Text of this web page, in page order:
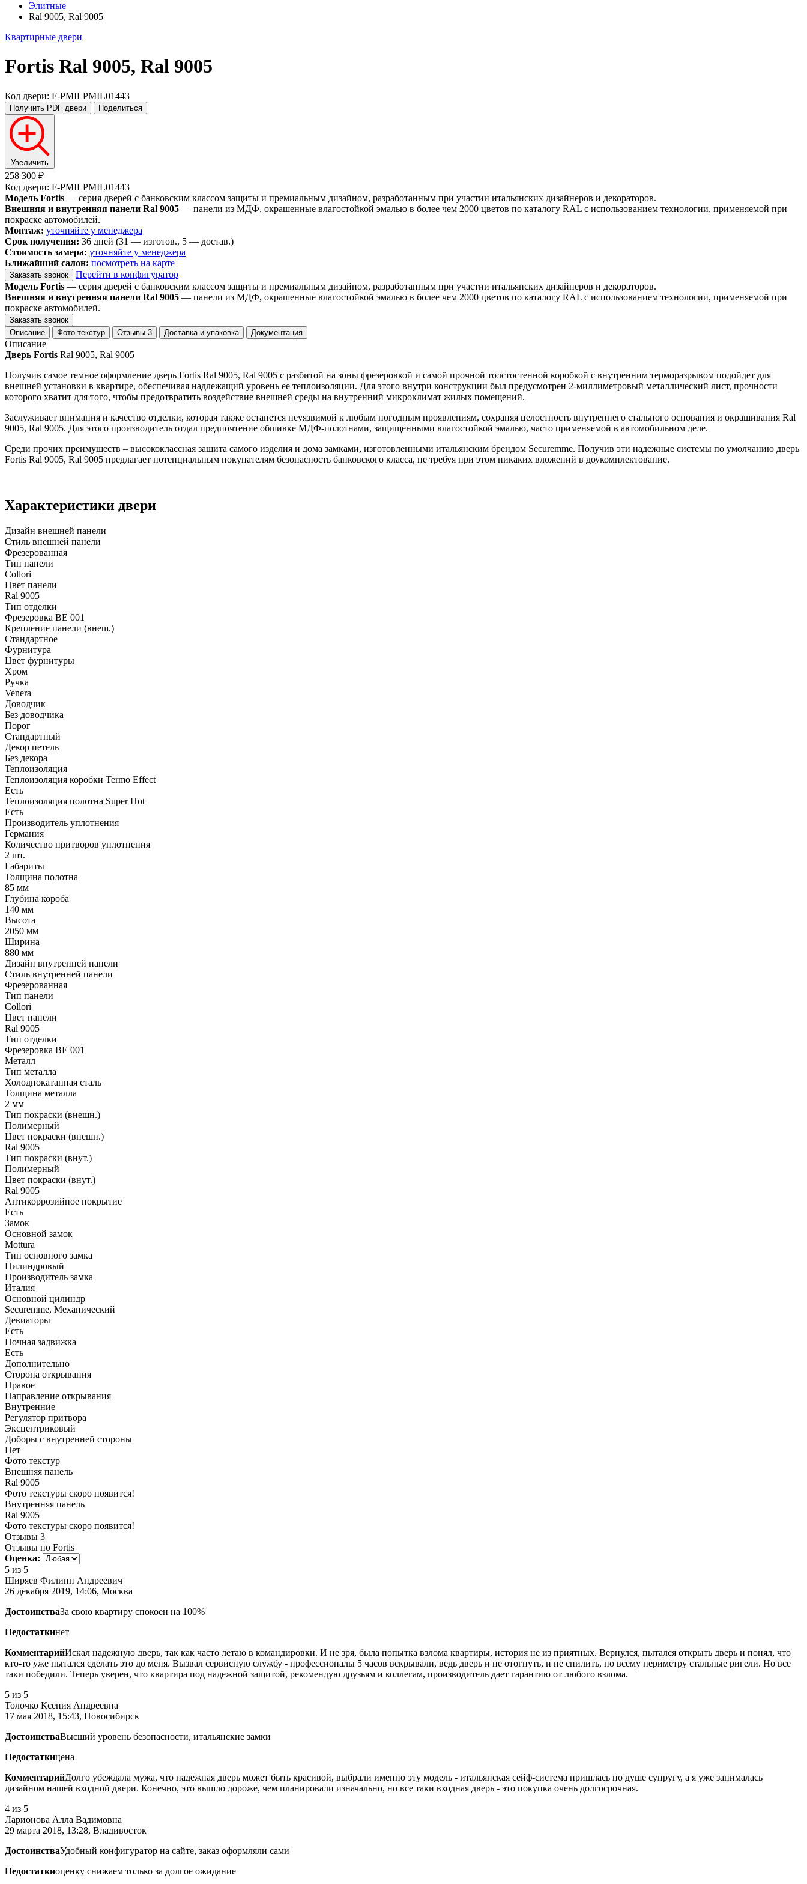
Элитные
Ral 9005, Ral 9005
Квартирные двери
Fortis Ral 9005, Ral 9005
Код двери: F-PMILPMIL01443
Получить PDF двери Поделиться
Увеличить
258 300 ₽
Код двери: F-PMILPMIL01443
Модель Fortis — серия дверей с банковским классом защиты и премиальным дизайном, разработанным при участии итальянских дизайнеров и декораторов.
Внешняя и внутренняя панели Ral 9005 — панели из МДФ, окрашенные влагостойкой эмалью в более чем 2000 цветов по каталогу RAL с использованием технологии, применяемой при
покраске автомобилей.
Монтаж: уточняйте у менеджера
Срок получения: 36 дней (31 — изготов., 5 — достав.)
Стоимость замера: уточняйте у менеджера
Ближайший салон: посмотреть на карте
Заказать звонок
Перейти в конфигуратор
Модель Fortis — серия дверей с банковским классом защиты и премиальным дизайном, разработанным при участии итальянских дизайнеров и декораторов.
Внешняя и внутренняя панели Ral 9005 — панели из МДФ, окрашенные влагостойкой эмалью в более чем 2000 цветов по каталогу RAL с использованием технологии, применяемой при
покраске автомобилей.
Заказать звонок
Описание
Фото текстур Отзывы 3 Доставка и упаковка Документация
Описание
Дверь Fortis Ral 9005, Ral 9005
Получив самое темное оформление дверь Fortis Ral 9005, Ral 9005 с разбитой на зоны фрезеровкой и самой прочной толстостенной коробкой с внутренним терморазрывом подойдет для
внешней установки в квартире, обеспечивая надлежащий уровень ее теплоизоляции. Для этого внутри конструкции был предусмотрен 2-миллиметровый металлический лист, прочности
которого хватит для того, чтобы предотвратить воздействие внешней среды на внутренний микроклимат жилых помещений.
Заслуживает внимания и качество отделки, которая также останется неуязвимой к любым погодным проявлениям, сохраняя целостность внутреннего стального основания и окрашивания Ral
9005, Ral 9005. Для этого производитель отдал предпочтение обшивке МДФ-полотнами, защищенными влагостойкой эмалью, часто применяемой в автомобильном деле.
Среди прочих преимуществ – высококлассная защита самого изделия и дома замками, изготовленными итальянским брендом Securemme. Получив эти надежные системы по умолчанию дверь
Fortis Ral 9005, Ral 9005 предлагает потенциальным покупателям безопасность банковского класса, не требуя при этом никаких вложений в доукомплектование.
Характеристики двери
Дизайн внешней панели
Стиль внешней панели
Фрезерованная
Тип панели
Collori
Цвет панели
Ral 9005
Тип отделки
Фрезеровка BE 001
Крепление панели (внеш.)
Стандартное
Фурнитура
Цвет фурнитуры
Хром
Ручка
Venera
Доводчик
Без доводчика
Порог
Стандартный
Декор петель
Без декора
Теплоизоляция
Теплоизоляция коробки Termo Effect
Есть
Теплоизоляция полотна Super Нot
Есть
Производитель уплотнения
Германия
Количество притворов уплотнения
2 шт.
Габариты
Толщина полотна
85 мм
Глубина короба
140 мм
Высота
2050 мм
Ширина
880 мм
Дизайн внутренней панели
Стиль внутренней панели
Фрезерованная
Тип панели
Collori
Цвет панели
Ral 9005
Тип отделки
Фрезеровка BE 001
Металл
Тип металла
Холоднокатанная сталь
Толщина металла
2 мм
Тип покраски (внешн.)
Полимерный
Цвет покраски (внешн.)
Ral 9005
Тип покраски (внут.)
Полимерный
Цвет покраски (внут.)
Ral 9005
Антикоррозийное покрытие
Есть
Замок
Основной замок
Mottura
Тип основного замка
Цилиндровый
Производитель замка
Италия
Основной цилиндр
Securemme, Механический
Девиаторы
Есть
Ночная задвижка
Есть
Дополнительно
Сторона открывания
Правое
Направление открывания
Внутренние
Регулятор притвора
Эксцентриковый
Доборы с внутренней стороны
Нет
Фото текстур
Внешняя панель
Ral 9005
Фото текстуры скоро появится!
Внутренняя панель
Ral 9005
Фото текстуры скоро появится!
Отзывы 3
Отзывы по Fortis
Оценка:
5 из 5
Ширяев Филипп Андреевич
26 декабря 2019, 14:06, Москва
ДостоинстваЗа свою квартиру спокоен на 100%
Недостаткинет
КомментарийИскал надежную дверь, так как часто летаю в командировки. И не зря, была попытка взлома квартиры, история не из приятных. Вернулся, пытался открыть дверь и понял, что
кто-то уже пытался сделать это до меня. Вызвал сервисную службу - профессионалы 5 часов вскрывали, ведь дверь и не отогнуть, и не спилить, по всему периметру стальные ригели. Но все
таки победили. Теперь уверен, что квартира под надежной защитой, рекомендую друзьям и коллегам, производитель дает гарантию от любого взлома.
5 из 5
Толочко Ксения Андреевна
17 мая 2018, 15:43, Новосибирск
ДостоинстваВысший уровень безопасности, итальянские замки
Недостаткицена
КомментарийДолго убеждала мужа, что надежная дверь может быть красивой, выбрали именно эту модель - итальянская сейф-система пришлась по душе супругу, а я уже занималась
дизайном нашей входной двери. Конечно, это вышло дороже, чем планировали изначально, но все таки входная дверь - это покупка очень долгосрочная.
4 из 5
Ларионова Алла Вадимовна
29 марта 2018, 13:28, Владивосток
ДостоинстваУдобный конфигуратор на сайте, заказ оформляли сами
Недостаткиоценку снижаем только за долгое ожидание